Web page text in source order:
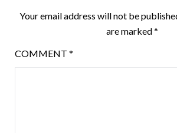
Your email address will not be
are marked*
COMMENT *